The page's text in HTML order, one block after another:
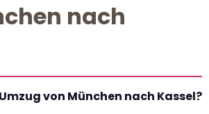
nach
von München nach Kassel?